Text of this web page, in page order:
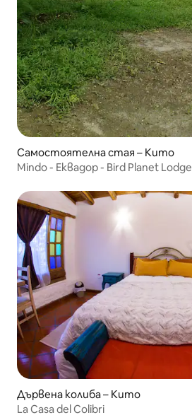
Самостоятелна стая – Кито
Mindo - Еквадор - Bird Planet Lodge
Дървена колиба – Кито
La Casa del Colibri